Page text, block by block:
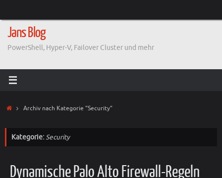
springen
Jans Blog
PowerShell, Hyper-V, Failover Cluster und mehr
StartArchiv nach Kategorie "Security"
Kategorie:Security
Dynamische Palo Alto Firewall-Regeln